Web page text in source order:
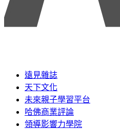
遠見雜誌
天下文化
未來親子學習平台
哈佛商業評論
領導影響力學院